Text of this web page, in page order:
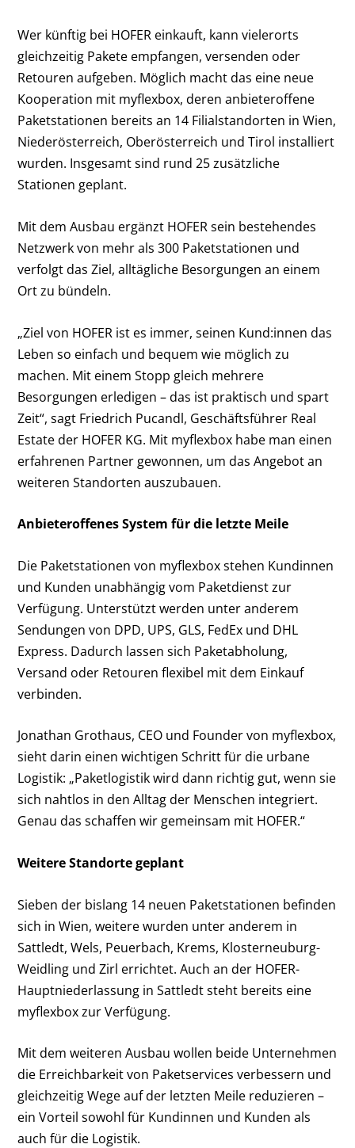
Wer künftig bei HOFER einkauft, kann vielerorts
gleichzeitig Pakete empfangen, versenden oder
Retouren aufgeben. Möglich macht das eine neue
Kooperation mit myflexbox, deren anbieteroffene
Paketstationen bereits an 14 Filialstandorten in Wien,
Niederösterreich, Oberösterreich und Tirol installiert
wurden. Insgesamt sind rund 25 zusätzliche
Stationen geplant.
Mit dem Ausbau ergänzt HOFER sein bestehendes
Netzwerk von mehr als 300 Paketstationen und
verfolgt das Ziel, alltägliche Besorgungen an einem
Ort zu bündeln.
„Ziel von HOFER ist es immer, seinen Kund:innen das
Leben so einfach und bequem wie möglich zu
machen. Mit einem Stopp gleich mehrere
Besorgungen erledigen – das ist praktisch und spart
Zeit“, sagt Friedrich Pucandl, Geschäftsführer Real
Estate der HOFER KG. Mit myflexbox habe man einen
erfahrenen Partner gewonnen, um das Angebot an
weiteren Standorten auszubauen.
Anbieteroffenes System für die letzte Meile
Die Paketstationen von myflexbox stehen Kundinnen
und Kunden unabhängig vom Paketdienst zur
Verfügung. Unterstützt werden unter anderem
Sendungen von DPD, UPS, GLS, FedEx und DHL
Express. Dadurch lassen sich Paketabholung,
Versand oder Retouren flexibel mit dem Einkauf
verbinden.
Jonathan Grothaus, CEO und Founder von myflexbox,
sieht darin einen wichtigen Schritt für die urbane
Logistik: „Paketlogistik wird dann richtig gut, wenn sie
sich nahtlos in den Alltag der Menschen integriert.
Genau das schaffen wir gemeinsam mit HOFER.“
Weitere Standorte geplant
Sieben der bislang 14 neuen Paketstationen befinden
sich in Wien, weitere wurden unter anderem in
Sattledt, Wels, Peuerbach, Krems, Klosterneuburg-
Weidling und Zirl errichtet. Auch an der HOFER-
Hauptniederlassung in Sattledt steht bereits eine
myflexbox zur Verfügung.
Mit dem weiteren Ausbau wollen beide Unternehmen
die Erreichbarkeit von Paketservices verbessern und
gleichzeitig Wege auf der letzten Meile reduzieren –
ein Vorteil sowohl für Kundinnen und Kunden als
auch für die Logistik.